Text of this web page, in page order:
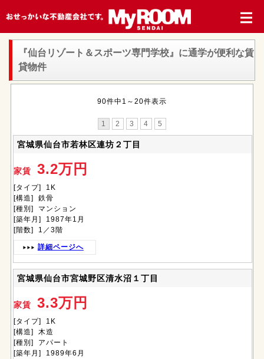
『仙台リゾート＆スポーツ専門学校』 に通学が便利な賃
貸物件
90件中1～20件表示
1 2 3 4 5
宮城県仙台市若林区連坊２丁目
家賃 3.2万円
[タイプ] 1K
[構造] 鉄骨
[種別] マンション
[築年月] 1987年1月
[階数] 1／3階
詳細ページへ
宮城県仙台市宮城野区清水沼１丁目
家賃 3.3万円
[タイプ] 1K
[構造] 木造
[種別] アパート
[築年月] 1989年6月